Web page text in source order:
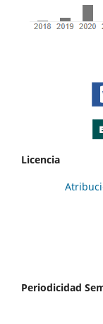
Licencia
Periodicidad